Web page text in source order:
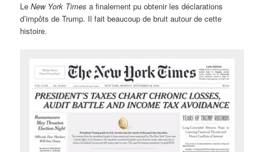
LeNew York Times a finalement pu obtenir les déclarations
d’impôts de Trump. Il fait beaucoup de bruit autour de cette
histoire.